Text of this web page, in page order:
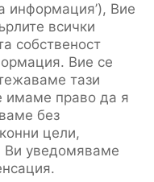
информация’), Вие
всички
собственост
Вие се
тази
право да я
без
цели,
Ви уведомяваме